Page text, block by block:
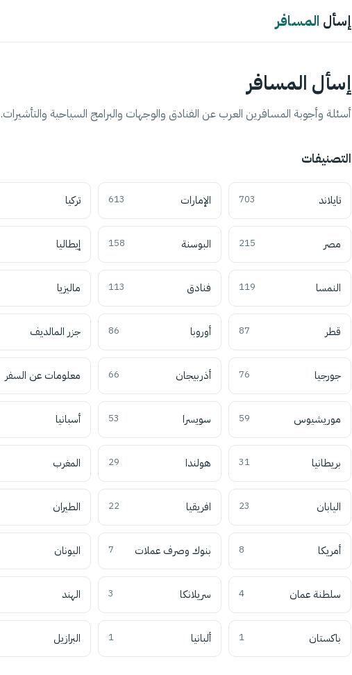
إسأل المسافر
إسأل المسافر
أسئلة وأجوبة المسافرين العرب عن الفنادق والوجهات والبرامج السياحية والتأشيرات.
التصنيفات
تايلاند 703 الإمارات 613 تركيا
مصر 215 البوسنة 158 إيطاليا
النمسا 119 فنادق 113 ماليزيا
قطر 87 أوروبا 86 جزر المالديف
جورجيا 76 أذربيجان 66 معلومات عن السفر
موريشيوس 59 سويسرا 53 أسبانيا
بريطانيا 31 هولندا 29 المغرب
اليابان 23 افريقيا 22 الطيران
أمريكا 8 بنوك وصرف عملات 7 اليونان
سلطنة عمان 4 سريلانكا 3 الهند
باكستان 1 ألبانيا 1 البرازيل